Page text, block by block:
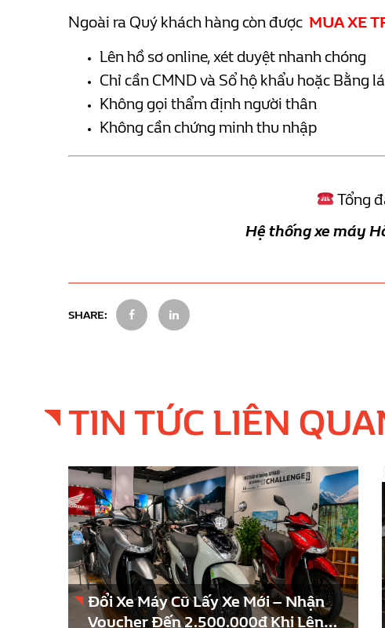
Ngoài ra Quý khách hàng còn được MUA XE
Lên hồ sơ online, xét duyệt nhanh chóng
Chỉ cần CMND và Sổ hộ khẩu hoặc Bằng
Không gọi thẩm định người thân
Không cần chứng minh thu nhập
Tổng
Hệ thống xe máy
SHARE:
TIN TỨC LIÊN
Đổi Xe Máy Cũ Lấy Xe Mới – Nhận
Voucher Đến 2.500.000đ Khi Lên